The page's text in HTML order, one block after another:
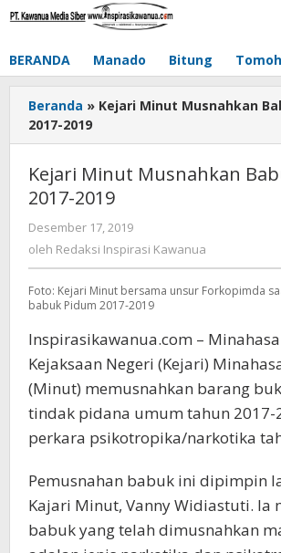
Lewati
BERANDA Manado Bitung
Beranda » Kejari Minut Musnahkan
2017-2019
Kejari Minut Musnahkan
2017-2019
Desember 17, 2019
Redaksi
oleh Redaksi Inspirasi Kawanua
Foto: Kejari Minut bersama unsur Forkopimda
babuk Pidum 2017-2019
Inspirasikawanua.com –
Kejaksaan Negeri (Kejari)
(Minut) memusnahkan barang
tindak pidana umum tahun 2017-
perkara psikotropika/narkotika
Pemusnahan babuk ini dipimpin
Kajari Minut, Vanny Widiastuti. Ia
babuk yang telah dimusnahkan